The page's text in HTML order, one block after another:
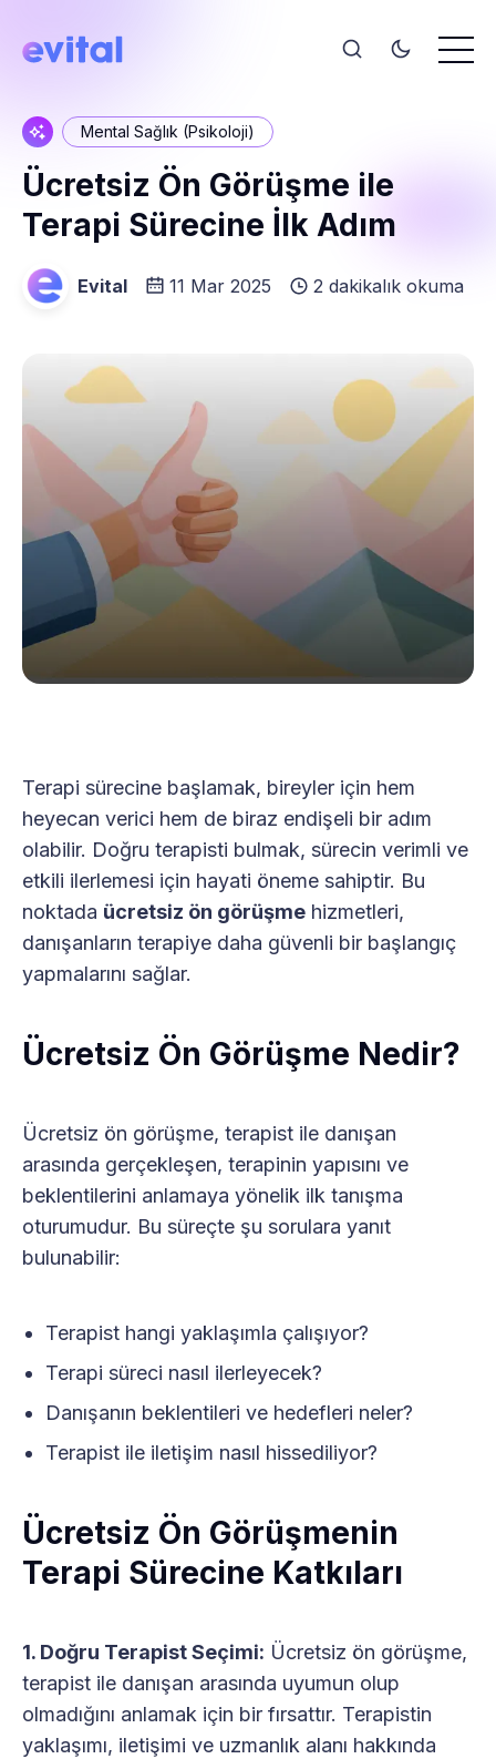
Mental Sağlık (Psikoloji)
Ücretsiz Ön Görüşme ile
Terapi Sürecine İlk Adım
Evital 11 Mar 2025 2 dakikalık okuma
Terapi sürecine başlamak, bireyler için hem
heyecan verici hem de biraz endişeli bir adım
olabilir. Doğru terapisti bulmak, sürecin verimli ve
etkili ilerlemesi için hayati öneme sahiptir. Bu
noktada ücretsiz ön görüşme hizmetleri,
danışanların terapiye daha güvenli bir başlangıç
yapmalarını sağlar.
Ücretsiz Ön Görüşme Nedir?
Ücretsiz ön görüşme, terapist ile danışan
arasında gerçekleşen, terapinin yapısını ve
beklentilerini anlamaya yönelik ilk tanışma
oturumudur. Bu süreçte şu sorulara yanıt
bulunabilir:
Terapist hangi yaklaşımla çalışıyor?
Terapi süreci nasıl ilerleyecek?
Danışanın beklentileri ve hedefleri neler?
Terapist ile iletişim nasıl hissediliyor?
Ücretsiz Ön Görüşmenin
Terapi Sürecine Katkıları
1. Doğru Terapist Seçimi: Ücretsiz ön görüşme,
terapist ile danışan arasında uyumun olup
olmadığını anlamak için bir fırsattır. Terapistin
yaklaşımı, iletişimi ve uzmanlık alanı hakkında